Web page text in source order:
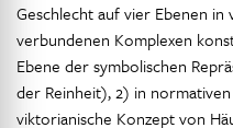
Geschlecht auf vier Ebenen
verbundenen Komplexen
Ebene der symbolischen
der Reinheit), 2) in
viktorianische Konzept von